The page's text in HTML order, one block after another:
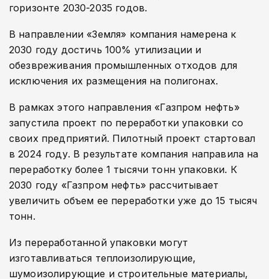
горизонте 2030-2035 годов.
В направлении «Земля» компания намерена к
2030 году достичь 100% утилизации и
обезвреживания промышленных отходов для
исключения их размещения на полигонах.
В рамках этого направления «Газпром нефть»
запустила проект по переработки упаковки со
своих предприятий. Пилотный проект стартовал
в 2024 году. В результате компания направила на
переработку более 1 тысячи тонн упаковки. К
2030 году «Газпром нефть» рассчитывает
увеличить объем ее переработки уже до 15 тысяч
тонн.
Из переработанной упаковки могут
изготавливаться теплоизолирующие,
шумоизолирующие и строительные материалы,